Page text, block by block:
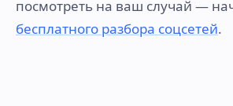
посмотреть на ваш случай —
бесплатного разбора соцсетей.